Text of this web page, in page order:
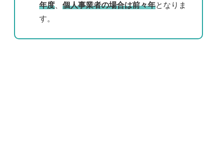
年度 、個人事業者の場合は前々年となりま
す。